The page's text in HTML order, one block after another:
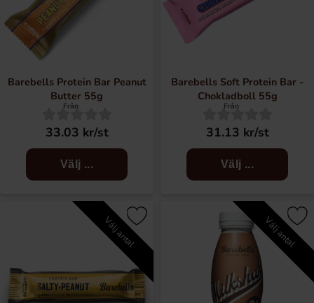
Barebells Protein Bar Peanut
Butter 55g
Från
33.03 kr/st
Välj ...
Barebells Soft Protein Bar -
Chokladboll 55g
Från
31.13 kr/st
Välj ...
Välj antal Välj antal